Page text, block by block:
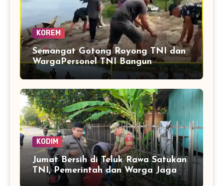
KOREM
Semangat Gotong Royong TNI dan
WargaPersonel TNI Bangun
Jembatan Perintis Cibubukan–
Serasah
KODIM
Jumat Bersih di Teluk Rawa Satukan
TNI, Pemerintah dan Warga Jaga
Lingkungan